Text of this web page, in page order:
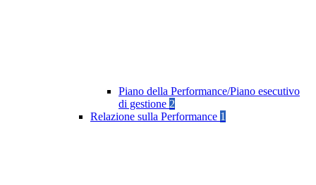
Piano della Performance/Piano esecutivo
di gestione 2
Relazione sulla Performance 1